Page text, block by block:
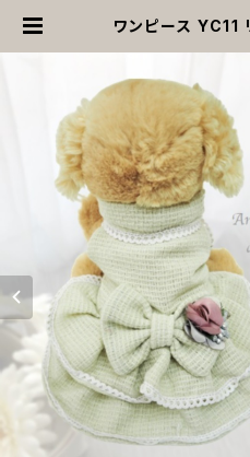
ワンピース YC11
れ かわいい 返品